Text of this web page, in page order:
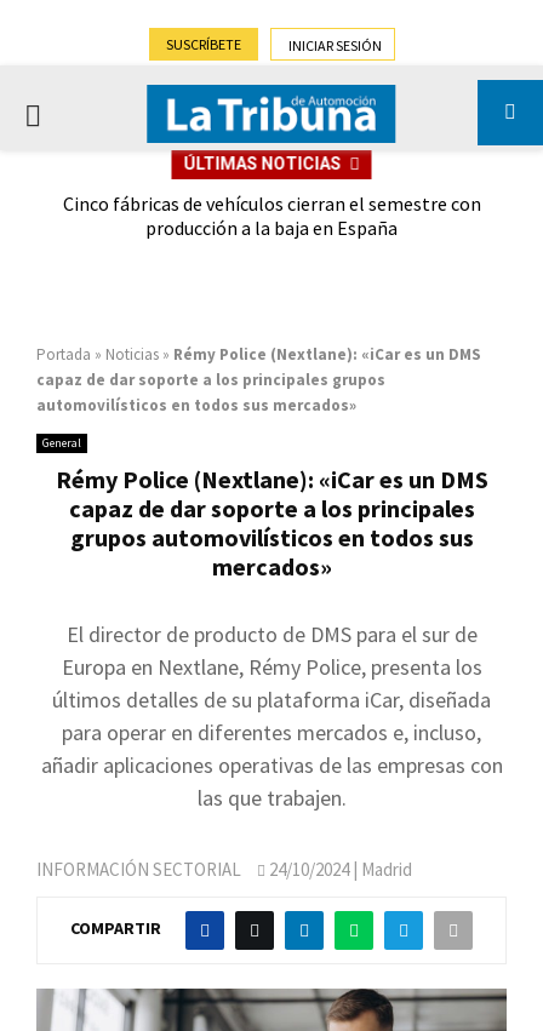
SUSCRÍBETE INICIAR SESIÓN
PRIMARY
ÚLTIMAS NOTICIAS
Cinco fábricas de vehículos cierran el semestre con
producción a la baja en España
Portada » Noticias » Rémy Police (Nextlane): «iCar es un DMS
capaz de dar soporte a los principales grupos
automovilísticos en todos sus mercados»
General
Rémy Police (Nextlane): «iCar es un DMS
capaz de dar soporte a los principales
grupos automovilísticos en todos sus
mercados»
El director de producto de DMS para el sur de
Europa en Nextlane, Rémy Police, presenta los
últimos detalles de su plataforma iCar, diseñada
para operar en diferentes mercados e, incluso,
añadir aplicaciones operativas de las empresas con
las que trabajen.
INFORMACIÓN SECTORIAL 24/10/2024| Madrid
COMPARTIR